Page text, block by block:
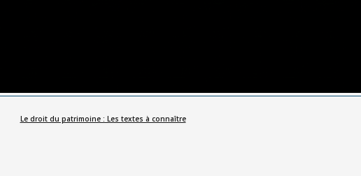
Le droit du patrimoine : Les textes à connaître